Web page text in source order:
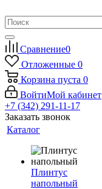
Сравнение0
Отложенные 0
Корзина пуста 0
ВойтиМой кабинет
+7 (342) 291-11-17
Заказать звонок
Каталог
Плинтус
напольный